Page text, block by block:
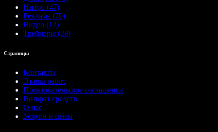
Интро (47)
Реклама (70)
Видео (12)
Трейлеры (28)
Страницы
Контакты
Этапы работ
Пользовательское соглашение
Возврат средств
О нас
Услуги и цены